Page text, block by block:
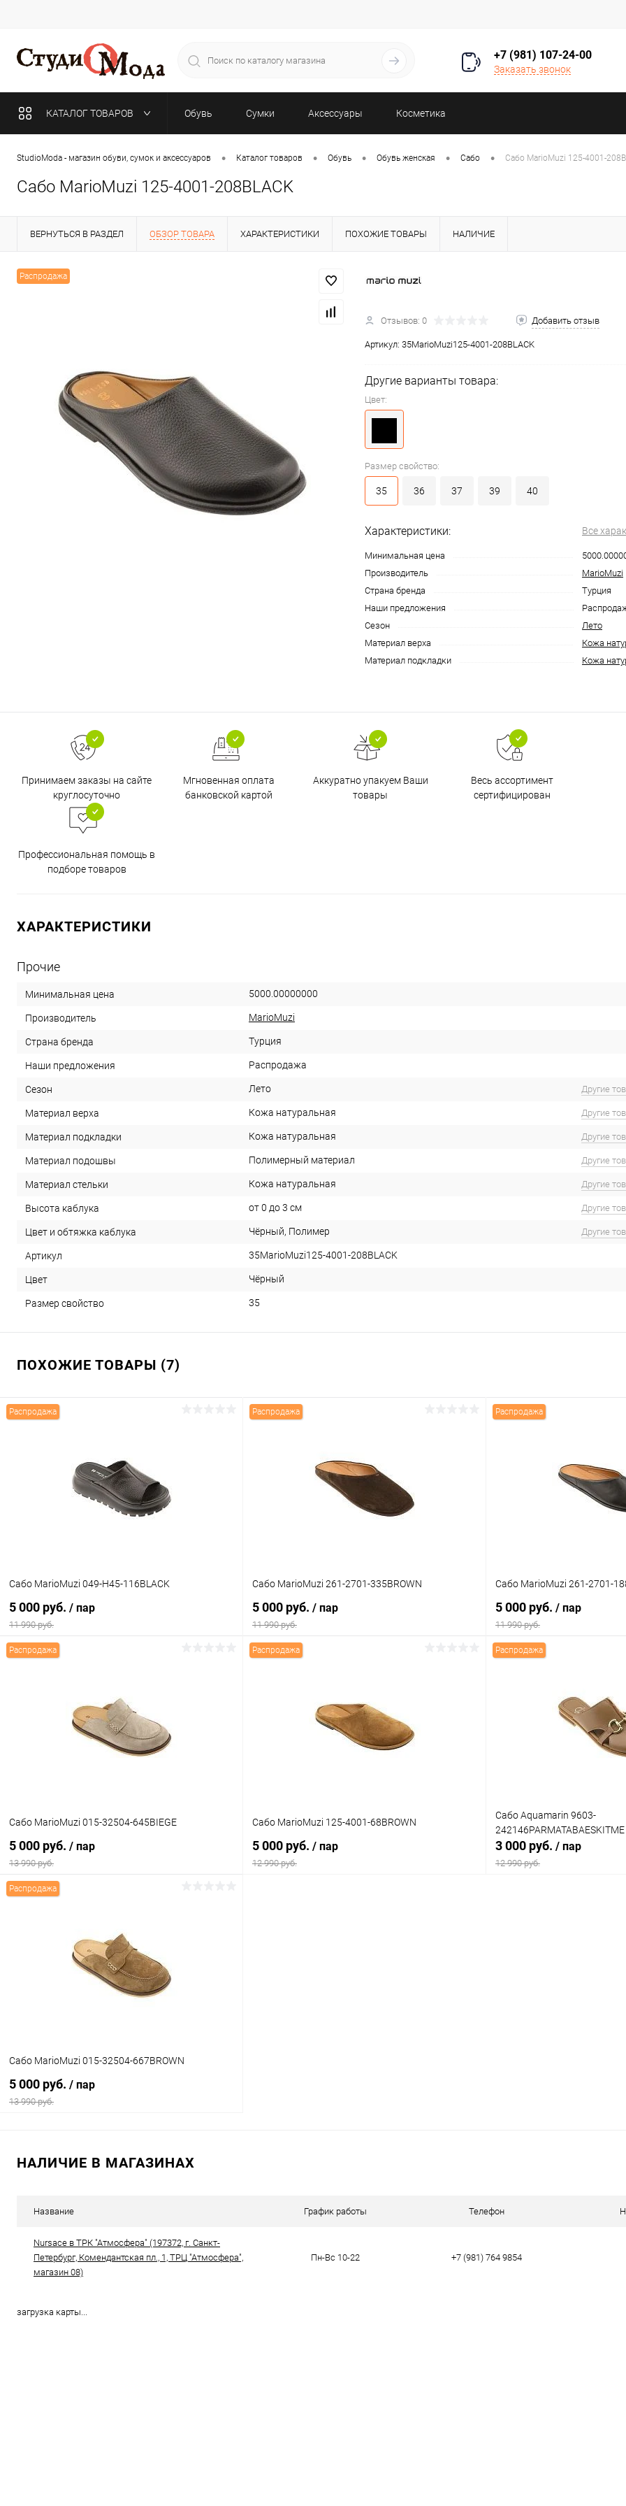
+7 (981) 107-24-00
Заказать звонок
КАТАЛОГ ТОВАРОВ Обувь Сумки Аксессуары Косметика
StudioModa - магазин обуви, сумок и аксессуаров • Каталог товаров • Обувь • Обувь женская • Сабо • Сабо MarioMuzi 125-4001-
Сабо MarioMuzi 125-4001-208BLACK
ВЕРНУТЬСЯ В РАЗДЕЛ ОБЗОР ТОВАРА ХАРАКТЕРИСТИКИ ПОХОЖИЕ ТОВАРЫ НАЛИЧИЕ
Распродажа
Отзывов: 0 Добавить отзыв
Артикул: 35MarioMuzi125-4001-208BLACK
Другие варианты товара:
Цвет:
Размер свойство:
35 36 37 39 40
Характеристики: Все
Минимальная цена
Производитель
MarioMuzi
Страна бренда
Турция
Наши предложения
Сезон
Лето
Материал верха
Кожа
Материал подкладки
Кожа
Принимаем заказы на сайте
круглосуточно
Мгновенная оплата
банковской картой
Аккуратно упакуем Ваши
товары
Весь ассортимент
сертифицирован
Профессиональная помощь в
подборе товаров
ХАРАКТЕРИСТИКИ
Прочие
Минимальная цена 5000.00000000
Производитель MarioMuzi
Страна бренда Турция
Наши предложения Распродажа
Сезон Лето Другие
Материал верха Кожа натуральная Другие
Материал подкладки Кожа натуральная Другие
Материал подошвы Полимерный материал Другие
Материал стельки Кожа натуральная Другие
Высота каблука от 0 до 3 см Другие
Цвет и обтяжка каблука Чёрный, Полимер Другие
Артикул 35MarioMuzi125-4001-208BLACK
Цвет Чёрный
Размер свойство 35
ПОХОЖИЕ ТОВАРЫ (7)
Распродажа
Сабо MarioMuzi 049-H45-116BLACK
5 000 руб. / пар
11 990 руб.
В избранное В наличии
Распродажа
Сабо MarioMuzi 261-2701-335BROWN
5 000 руб. / пар
11 990 руб.
Купить в 1 клик
В избранное В наличии
Распродажа
Сабо MarioMuzi 261-2701-
5 000 руб. / пар
11 990 руб.
Купить в 1 клик
Размер свойство
36 38 39
Распродажа
Сабо MarioMuzi 015-32504-645BIEGE
5 000 руб. / пар
13 990 руб.
Купить в 1 клик
В избранное В наличии
Распродажа
Сабо MarioMuzi 125-4001-68BROWN
5 000 руб. / пар
12 990 руб.
Распродажа
Сабо Aquamarin 9603-
242146PARMATABAESKITME
3 000 руб. / пар
12 990 руб.
Распродажа
Сабо MarioMuzi 015-32504-667BROWN
5 000 руб. / пар
13 990 руб.
36
НАЛИЧИЕ В МАГАЗИНАХ
Название График работы Телефон
Nursace в ТРК "Атмосфера" (197372, г. Санкт-
Петербург, Комендантская пл., 1, ТРЦ "Атмосфера",
магазин 08)
Пн-Вс 10-22 +7 (981) 764 9854
загрузка карты...